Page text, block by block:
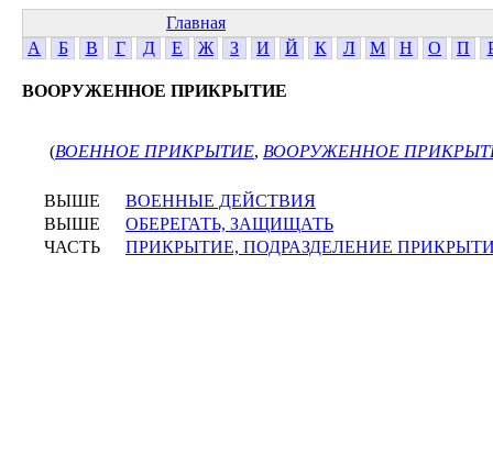
Главная
А
Б В Г Д Е Ж З И Й К Л М Н О П
ВООРУЖЕННОЕ ПРИКРЫТИЕ
(ВОЕННОЕ ПРИКРЫТИЕ, ВООРУЖЕННОЕ
ВЫШЕ
ВОЕННЫЕ ДЕЙСТВИЯ
ВЫШЕ
ОБЕРЕГАТЬ, ЗАЩИЩАТЬ
ЧАСТЬ
ПРИКРЫТИЕ, ПОДРАЗДЕЛЕНИЕ